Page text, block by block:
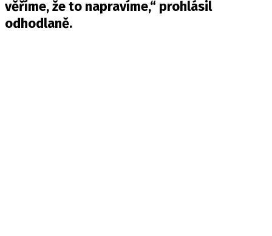
věříme, že to napravíme,“ prohlásil
odhodlaně.